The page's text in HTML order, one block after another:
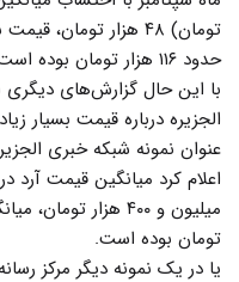
حدود ۱۱۶ هزار تومان بوده است.
با این حال گزارش‌های دیگری
الجزیره درباره قیمت بسیار
عنوان نمونه شبکه خبری الجزیره نیز ۱۶ اکتبر ۲۰۲۴
اعلام کرد میانگین قیمت
تومان بوده است.